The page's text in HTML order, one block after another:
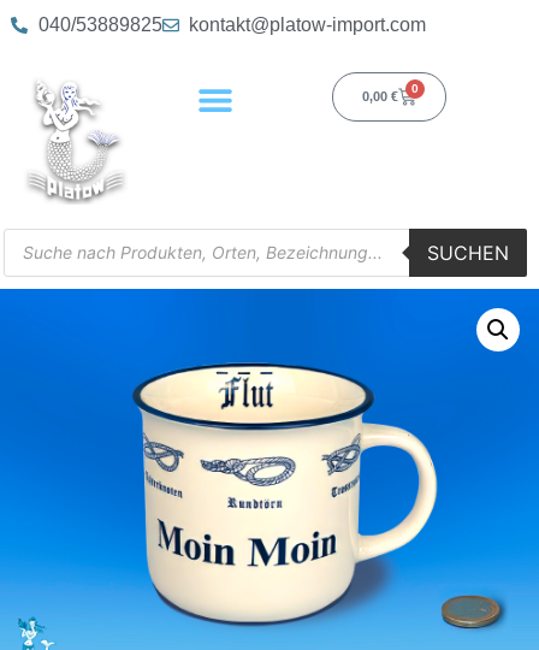
040/53889825 kontakt@platow-import.com
0,00 €
0
SUCHEN